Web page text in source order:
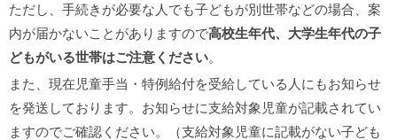
ただし、手続きが必要な人でも子どもが別世帯などの場合、案
内が届かないことがありますので高校生年代、大学生年代の子
どもがいる世帯はご注意ください。
また、現在児童手当・特例給付を受給している人にもお知らせ
を発送しております。お知らせに支給対象児童が記載されてい
ますのでご確認ください。（支給対象児童に記載がない子ども